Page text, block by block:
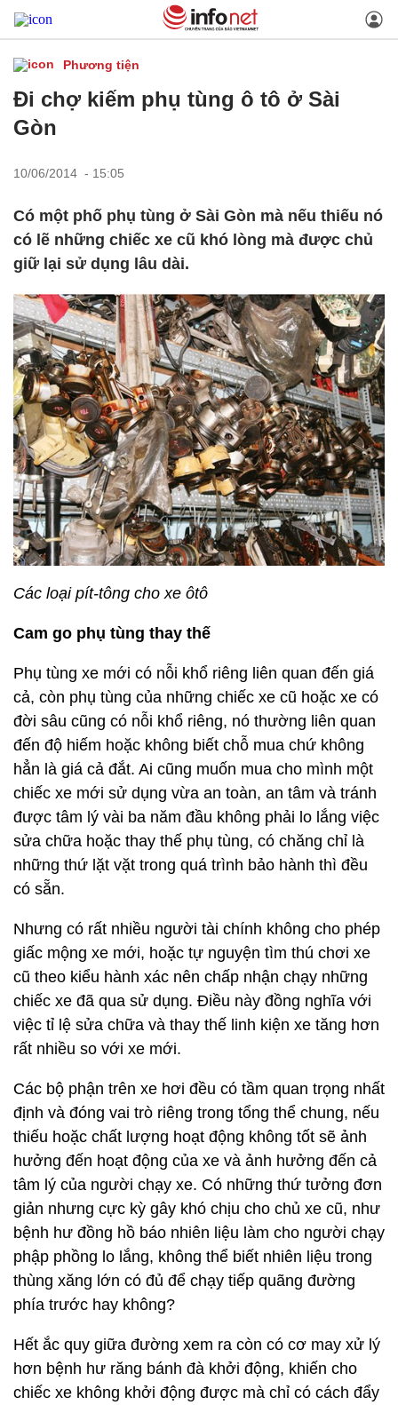
Phương tiện
Đi chợ kiếm phụ tùng ô tô ở Sài
Gòn
10/06/2014 - 15:05
Có một phố phụ tùng ở Sài Gòn mà nếu thiếu nó
có lẽ những chiếc xe cũ khó lòng mà được chủ
giữ lại sử dụng lâu dài.
Các loại pít-tông cho xe ôtô
Cam go phụ tùng thay thế
Phụ tùng xe mới có nỗi khổ riêng liên quan đến giá
cả, còn phụ tùng của những chiếc xe cũ hoặc xe có
đời sâu cũng có nỗi khổ riêng, nó thường liên quan
đến độ hiếm hoặc không biết chỗ mua chứ không
hẳn là giá cả đắt. Ai cũng muốn mua cho mình một
chiếc xe mới sử dụng vừa an toàn, an tâm và tránh
được tâm lý vài ba năm đầu không phải lo lắng việc
sửa chữa hoặc thay thế phụ tùng, có chăng chỉ là
những thứ lặt vặt trong quá trình bảo hành thì đều
có sẵn.
Nhưng có rất nhiều người tài chính không cho phép
giấc mộng xe mới, hoặc tự nguyện tìm thú chơi xe
cũ theo kiểu hành xác nên chấp nhận chạy những
chiếc xe đã qua sử dụng. Điều này đồng nghĩa với
việc tỉ lệ sửa chữa và thay thế linh kiện xe tăng hơn
rất nhiều so với xe mới.
Các bộ phận trên xe hơi đều có tầm quan trọng nhất
định và đóng vai trò riêng trong tổng thể chung, nếu
thiếu hoặc chất lượng hoạt động không tốt sẽ ảnh
hưởng đến hoạt động của xe và ảnh hưởng đến cả
tâm lý của người chạy xe. Có những thứ tưởng đơn
giản nhưng cực kỳ gây khó chịu cho chủ xe cũ, như
bệnh hư đồng hồ báo nhiên liệu làm cho người chạy
phập phồng lo lắng, không thể biết nhiên liệu trong
thùng xăng lớn có đủ để chạy tiếp quãng đường
phía trước hay không?
Hết ắc quy giữa đường xem ra còn có cơ may xử lý
hơn bệnh hư răng bánh đà khởi động, khiến cho
chiếc xe không khởi động được mà chỉ có cách đẩy